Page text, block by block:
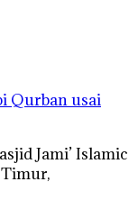
Qurban usai
Jami’ Islamic